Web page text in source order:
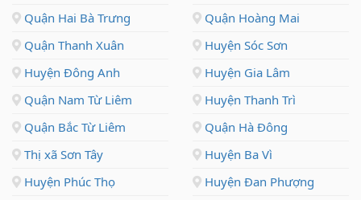
Quận Hai Bà Trưng
Quận Hoàng Mai
Quận Thanh Xuân
Huyện Sóc Sơn
Huyện Đông Anh
Huyện Gia Lâm
Quận Nam Từ Liêm
Huyện Thanh Trì
Quận Bắc Từ Liêm
Quận Hà Đông
Thị xã Sơn Tây
Huyện Ba Vì
Huyện Phúc Thọ
Huyện Đan Phượng